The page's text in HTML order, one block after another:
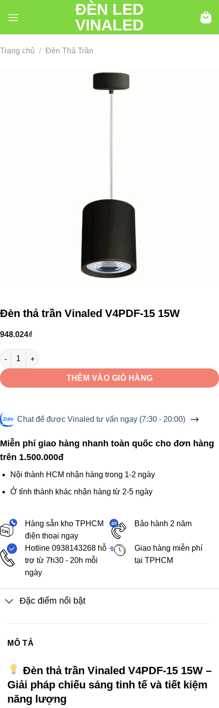
đến
ĐÈN LED
VINALED
Trang chủ / Đèn Thả Trần
Đèn thả trần Vinaled V4PDF-15 15W
948.024₫
Đèn thả trần Vinaled V4PDF-15 15W số lượng
THÊM VÀO GIỎ HÀNG
Chat để được Vinaled tư vấn ngay (7:30 - 20:00)
Miễn phí giao hàng nhanh toàn quốc cho đơn hàng
trên 1.500.000đ
Nội thành HCM nhận hàng trong 1-2 ngày
Ở tỉnh thành khác nhận hàng từ 2-5 ngày
Hàng sẵn kho TPHCM
điện thoại ngay
Bảo hành 2 năm
Hotline 0938143268 hỗ
trợ từ 7h30 - 20h mỗi
ngày
Giao hàng miễn phí
tại TPHCM
Đặc điểm nổi bật
MÔ TẢ
Đèn thả trần Vinaled V4PDF-15 15W –
Giải pháp chiếu sáng tinh tế và tiết kiệm
năng lượng